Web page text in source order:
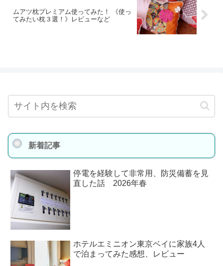
ムアツ枕プレミアム使ってみた！ 《使っ
てみたい枕３選！》レビューなど
新着記事
停電を経験して非常用、防災備蓄を見
直した話 2026年春
ホテルエミニオン東京ベイに家族4人
で泊まってみた感想、レビュー